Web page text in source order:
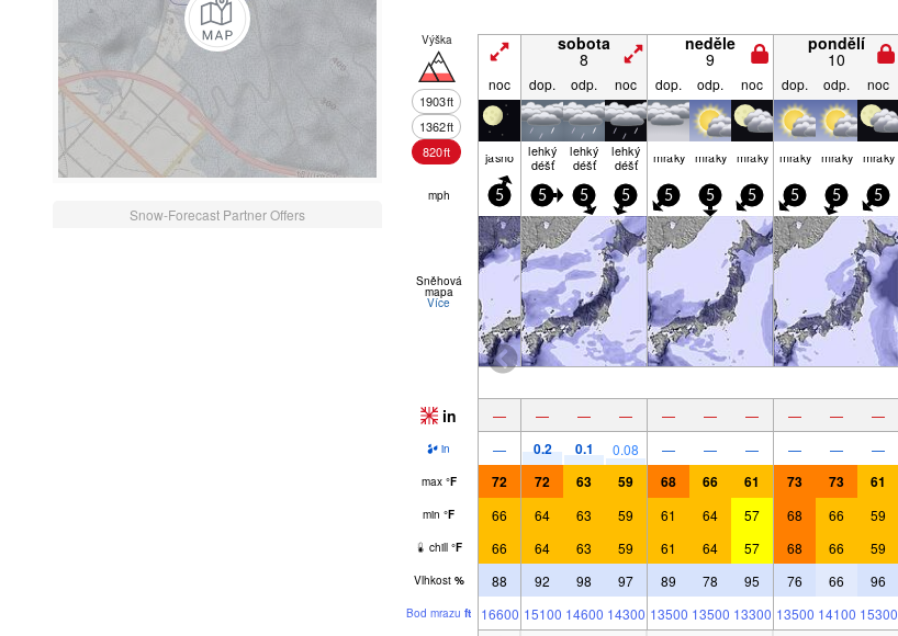
Snow-Forecast Partner Offers
Výška
1903ft
1362ft
820ft
sobota
8
neděle
9
pondělí
10
noc dop. odp. noc dop. odp. noc dop. odp. noc
jasno lehký
déšť
lehký
déšť
lehký
déšť mraky mraky mraky mraky mraky mraky
mph 5 5 5 5 5 5 5 5 5 5
Sněhová
mapa
Více
in — — — — — — — — — —
in — 0.2 0.1 0.08 — — — — — —
max °F 72 72 63 59 68 66 61 73 73 61
min °F 66 64 63 59 61 64 57 68 66 59
chill °F 66 64 63 59 61 64 57 68 66 59
Vlhkost % 88 92 98 97 89 78 95 76 66 96
Bod mrazu ft 16600 15100 14600 14300 13500 13500 13300 13500 14100 15300